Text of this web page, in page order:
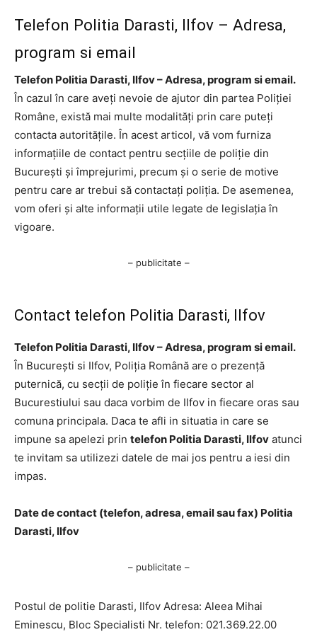
Telefon Politia Darasti, Ilfov – Adresa,
program si email
Telefon Politia Darasti, Ilfov – Adresa, program si email.
În cazul în care aveți nevoie de ajutor din partea Poliției
Române, există mai multe modalități prin care puteți
contacta autoritățile. În acest articol, vă vom furniza
informațiile de contact pentru secțiile de poliție din
București și împrejurimi, precum și o serie de motive
pentru care ar trebui să contactați poliția. De asemenea,
vom oferi și alte informații utile legate de legislația în
vigoare.
– publicitate –
Contact telefon Politia Darasti, Ilfov
Telefon Politia Darasti, Ilfov – Adresa, program si email.
În București si Ilfov, Poliția Română are o prezență
puternică, cu secții de poliție în fiecare sector al
Bucurestiului sau daca vorbim de Ilfov in fiecare oras sau
comuna principala. Daca te afli in situatia in care se
impune sa apelezi prin telefon Politia Darasti, Ilfov atunci
te invitam sa utilizezi datele de mai jos pentru a iesi din
impas.
Date de contact (telefon, adresa, email sau fax) Politia
Darasti, Ilfov
– publicitate –
Postul de politie Darasti, Ilfov Adresa: Aleea Mihai
Eminescu, Bloc Specialisti Nr. telefon: 021.369.22.00